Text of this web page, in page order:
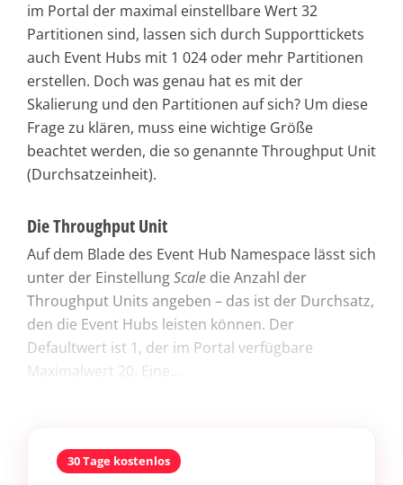
im Portal der maximal einstellbare Wert 32
Partitionen sind, lassen sich durch Supporttickets
auch Event Hubs mit 1 024 oder mehr Partitionen
erstellen. Doch was genau hat es mit der
Skalierung und den Partitionen auf sich? Um diese
Frage zu klären, muss eine wichtige Größe
beachtet werden, die so genannte Throughput Unit
(Durchsatzeinheit).
Die Throughput Unit
Auf dem Blade des Event Hub Namespace lässt sich
unter der EinstellungScale die Anzahl der
Throughput Units angeben – das ist der Durchsatz,
den die Event Hubs leisten können. Der
Defaultwert ist 1, der im Portal verfügbare
Maximalwert 20. Eine...
30 Tage kostenlos